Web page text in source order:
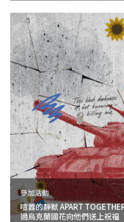
參加活動
喧囂的靜默 APART
過烏克蘭國花向他們送上祝福